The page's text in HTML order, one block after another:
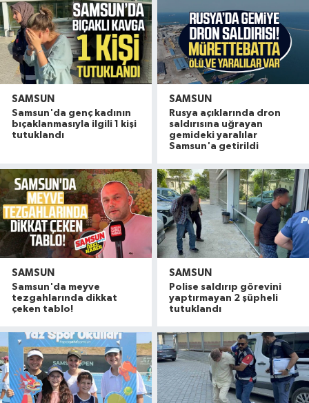
SAMSUN
Samsun'da genç kadının
bıçaklanmasıyla ilgili 1 kişi
tutuklandı
SAMSUN
Rusya açıklarında dron
saldırısına uğrayan
gemideki yaralılar
Samsun'a getirildi
SAMSUN
Samsun'da meyve
tezgahlarında dikkat
çeken tablo!
SAMSUN
Polise saldırıp görevini
yaptırmayan 2 şüpheli
tutuklandı